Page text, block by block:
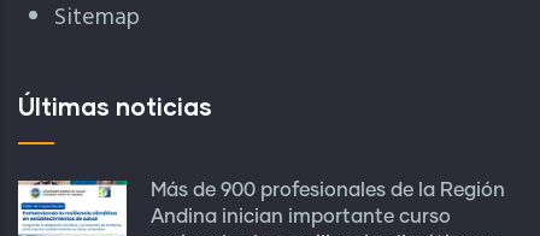
Sitemap
Últimas noticias
Más de 900 profesionales de la Región
Andina inician importante curso